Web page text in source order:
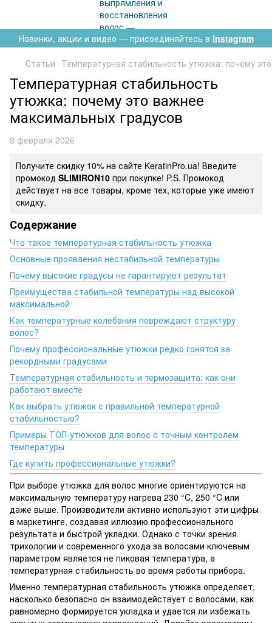
Новинки, акции и видео — присоединяйтесь в Instagram
Статьи Температурная стабильность утюжка: почему
Температурная стабильность
утюжка: почему это важнее
максимальных градусов
8 февраля 2026
Получите скидку 10% на сайте KeratinPro.ua! Введите
промокод SLIMIRON10 при покупке! P.S. Промокод
действует на все товары, кроме тех, которые уже имеют
скидку.
Содержание
Что такое температурная стабильность утюжка
Основные проявления нестабильной температуры
Почему высокие градусы не гарантируют результат
Преимущества стабильной температуры над высокой
максимальной
Как температурные колебания повреждают структуру
волос?
Почему профессиональные утюжки редко гонятся за
рекордными градусами
Температурная стабильность и термозащита: как они
работают вместе
Как выбрать утюжок с правильной температурной
стабильностью?
Примеры ТОП-утюжков для волос с точным контролем
температуры
Где купить профессиональные утюжки?
При выборе утюжка для волос многие ориентируются на
максимальную температуру нагрева 230 °C, 250 °C или
даже выше. Производители активно используют эти цифры
в маркетинге, создавая иллюзию профессионального
результата и быстрой укладки. Однако с точки зрения
трихологии и современного ухода за волосами ключевым
параметром является не пиковая температура, а
температурная стабильность во время работы прибора.
Именно температурная стабильность утюжка определяет,
насколько безопасно он взаимодействует с волосами, как
равномерно формируется укладка и удается ли избежать